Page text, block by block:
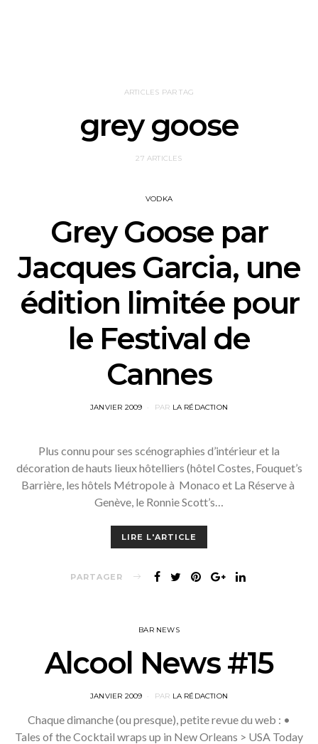
ARTICLES PAR TAG
grey goose
27 ARTICLES
VODKA
Grey Goose par
Jacques Garcia, une
édition limitée pour
le Festival de
Cannes
POSTED
JANVIER 2009 PAR LA RÉDACTION
Plus connu pour ses scénographies d’intérieur et la
décoration de hauts lieux hôtelliers (hôtel Costes, Fouquet’s
Barrière, les hôtels Métropole à Monaco et La Réserve à
Genève, le Ronnie Scott’s…
LIRE L'ARTICLE
PARTAGER
BAR NEWS
Alcool News #15
POSTED
JANVIER 2009 PAR LA RÉDACTION
Chaque dimanche (ou presque), petite revue du web : •
Tales of the Cocktail wraps up in New Orleans > USA Today